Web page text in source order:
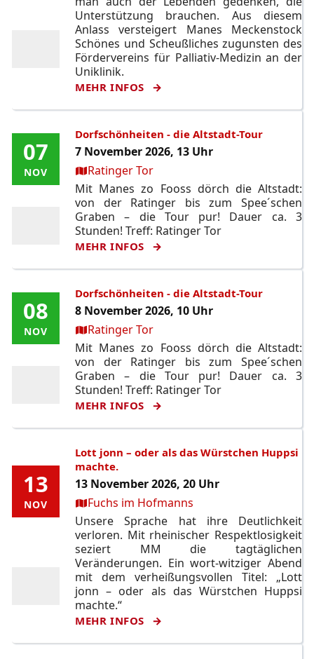
Unterstützung brauchen. Aus diesem
Anlass versteigert Manes Meckenstock
Schönes und Scheußliches zugunsten des
Fördervereins für Palliativ-Medizin an der
Uniklinik.
MEHR INFOS
07
NOV
07
NOV
Dorfschönheiten - die Altstadt-Tour
7 November 2026, 13 Uhr
Ort:Ratinger Tor
Mit Manes zo Fooss dörch die Altstadt:
von der Ratinger bis zum Spee´schen
Graben – die Tour pur! Dauer ca. 3
Stunden! Treff: Ratinger Tor
MEHR INFOS
08
NOV
08
NOV
Dorfschönheiten - die Altstadt-Tour
8 November 2026, 10 Uhr
Ort:Ratinger Tor
Mit Manes zo Fooss dörch die Altstadt:
von der Ratinger bis zum Spee´schen
Graben – die Tour pur! Dauer ca. 3
Stunden! Treff: Ratinger Tor
MEHR INFOS
13
NOV
13
NOV
Lott jonn – oder als das Würstchen Huppsi
machte.
13 November 2026, 20 Uhr
Ort:Fuchs im Hofmanns
Unsere Sprache hat ihre Deutlichkeit
verloren. Mit rheinischer Respektlosigkeit
seziert MM die tagtäglichen
Veränderungen. Ein wort-witziger Abend
mit dem verheißungsvollen Titel: „Lott
jonn – oder als das Würstchen Huppsi
machte.“
MEHR INFOS